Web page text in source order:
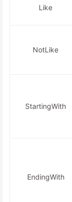
Like
NotLike
StartingWith
EndingWith